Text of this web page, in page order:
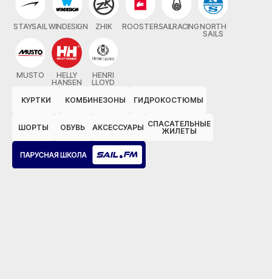
STAYSAILWINDESIGN ZHIK ROOSTERSAILRACINGNORTH
SAILS
MUSTO
HELLY
HANSEN
HENRI
LLOYD
КУРТКИ
КОМБИНЕЗОНЫ ГИДРОКОСТЮМЫ
ШОРТЫ ОБУВЬ АКСЕССУАРЫ СПАСАТЕЛЬНЫЕ
ЖИЛЕТЫ